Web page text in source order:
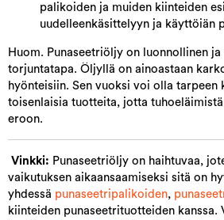
palikoiden ja muiden kiinteiden
uudelleenkäsittelyyn ja käyttöiän
Huom. Punaseetriöljy on luonnollinen ja
torjuntatapa. Öljyllä on ainoastaan
hyönteisiin. Sen vuoksi voi olla tarpeen
toisenlaisia tuotteita, jotta tuhoeläimistä
eroon.
Vinkki: Punaseetriöljy on haihtuvaa,
vaikutuksen aikaansaamiseksi sitä on
yhdessä punaseetripalikoiden,
kiinteiden punaseetrituotteiden kanssa.